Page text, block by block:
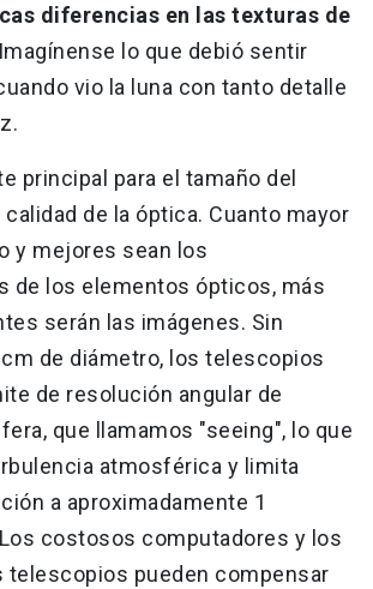
diferencias en las texturas de
Imagínense lo que debió sentir
vio la luna con tanto detalle
principal para el tamaño del
de la óptica. Cuanto mayor
y mejores sean los
de los elementos ópticos, más
serán las imágenes. Sin
de diámetro, los telescopios
de resolución angular de
que llamamos "seeing", lo que
atmosférica y limita
a aproximadamente 1
costosos computadores y los
telescopios pueden compensar